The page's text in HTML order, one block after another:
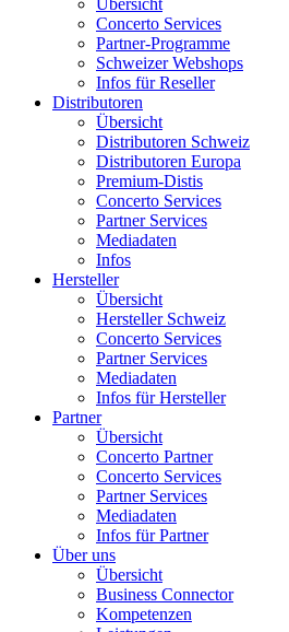
Übersicht
Concerto Services
Partner-Programme
Schweizer Webshops
Infos für Reseller
Distributoren
Übersicht
Distributoren Schweiz
Distributoren Europa
Premium-Distis
Concerto Services
Partner Services
Mediadaten
Infos
Hersteller
Übersicht
Hersteller Schweiz
Concerto Services
Partner Services
Mediadaten
Infos für Hersteller
Partner
Übersicht
Concerto Partner
Concerto Services
Partner Services
Mediadaten
Infos für Partner
Über uns
Übersicht
Business Connector
Kompetenzen